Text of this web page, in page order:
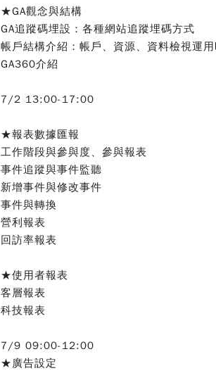
★GA觀念與結構
GA追蹤碼埋設：各種網站追蹤埋碼方式
帳戶結構介紹：帳戶、資源、資料檢視運
GA360介紹
7/2 13:00-17:00
★報表數據匯報
工作階段與參與度、參與報表
事件追蹤與事件監聽
新增事件與修改事件
事件與轉換
營利報表
回訪率報表
★使用者報表
客層報表
科技報表
7/9 09:00-12:00
★廣告設定